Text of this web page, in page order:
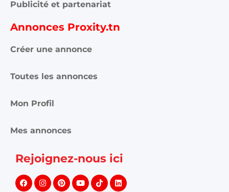
Publicité et partenariat
Annonces Proxity.tn
Créer une annonce
Toutes les annonces
Mon Profil
Mes annonces
Rejoignez-nous ici